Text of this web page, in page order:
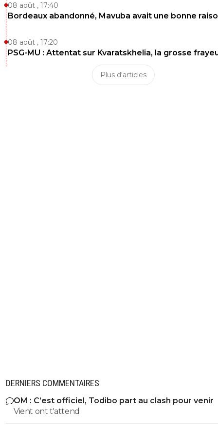
08 août , 17:40
Bordeaux abandonné, Mavuba avait une bonne
08 août , 17:20
PSG-MU : Attentat sur Kvaratskhelia, la grosse
Plus d'articles
DERNIERS COMMENTAIRES
OM : C’est officiel, Todibo part au clash pour venir
Vient ont t'attend